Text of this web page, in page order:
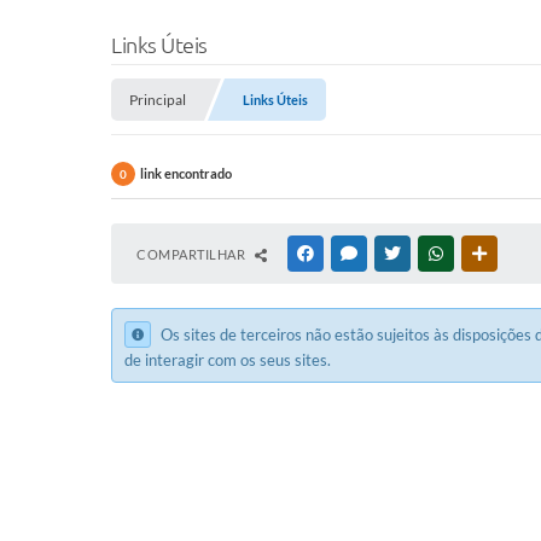
Links Úteis
Principal Links Úteis
0 link encontrado
COMPARTILHAR FACEBOOKMESSENGER
TWITTERWHATSAPP
Os sites de terceiros não estão sujeitos às disposições
de interagir com os seus sites.